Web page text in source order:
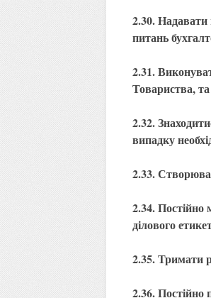
2.30. Надавати
питань
2.31.
Товариства,
2.32.
випадку
2.33.
2.34. Постійно
ділового
2.35. Тримати
2.36. Постійно